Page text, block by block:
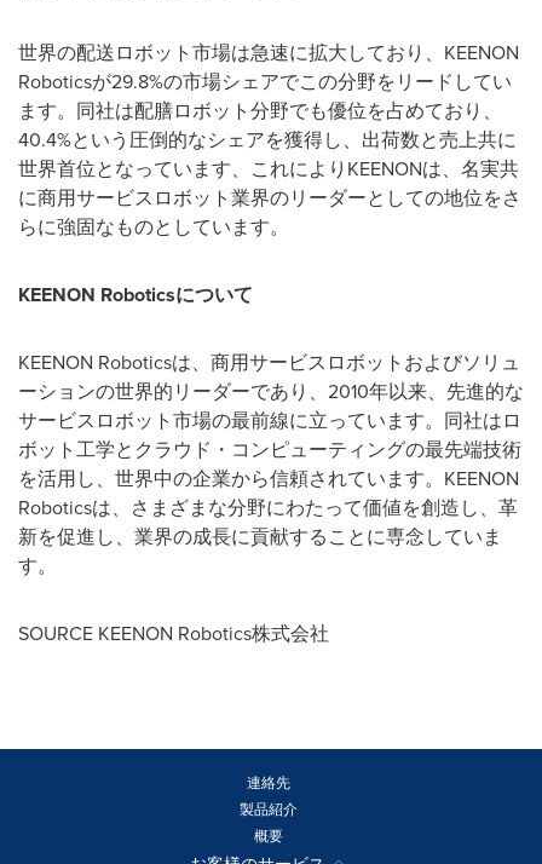
世界の配送ロボット市場は急速に拡大しており、KEENON
Roboticsが29.8%の市場シェアでこの分野をリードしてい
ます。同社は配膳ロボット分野でも優位を占めており、
40.4%という圧倒的なシェアを獲得し、出荷数と売上共に
世界首位となっています、これによりKEENONは、名実共
に商用サービスロボット業界のリーダーとしての地位をさ
らに強固なものとしています。
KEENON Roboticsについて
KEENON Roboticsは、商用サービスロボットおよびソリュ
ーションの世界的リーダーであり、2010年以来、先進的な
サービスロボット市場の最前線に立っています。同社はロ
ボット工学とクラウド・コンピューティングの最先端技術
を活用し、世界中の企業から信頼されています。KEENON
Roboticsは、さまざまな分野にわたって価値を創造し、革
新を促進し、業界の成長に貢献することに専念していま
す。
SOURCE KEENON Robotics株式会社
連絡先
製品紹介
概要